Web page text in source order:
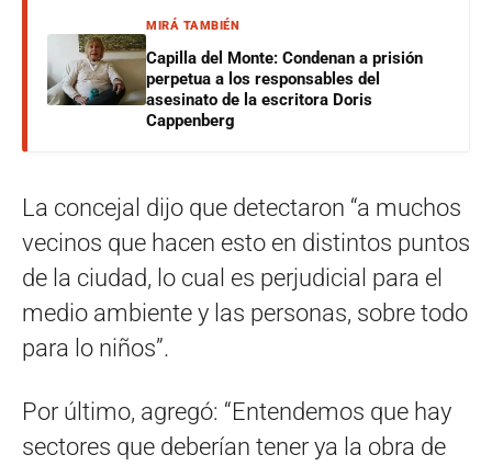
MIRÁ TAMBIÉN
Capilla del Monte: Condenan a prisión
perpetua a los responsables del
asesinato de la escritora Doris
Cappenberg
La concejal dijo que detectaron “a muchos
vecinos que hacen esto en distintos puntos
de la ciudad, lo cual es perjudicial para el
medio ambiente y las personas, sobre todo
para lo niños”.
Por último, agregó: “Entendemos que hay
sectores que deberían tener ya la obra de